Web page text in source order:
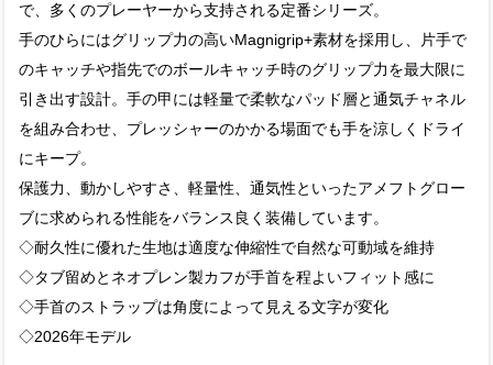
で、多くのプレーヤーから支持される定番シリーズ。
手のひらにはグリップ力の高いMagnigrip+素材を採用し、片手で
のキャッチや指先でのボールキャッチ時のグリップ力を最大限に
引き出す設計。手の甲には軽量で柔軟なパッド層と通気チャネル
を組み合わせ、プレッシャーのかかる場面でも手を涼しくドライ
にキープ。
保護力、動かしやすさ、軽量性、通気性といったアメフトグロー
ブに求められる性能をバランス良く装備しています。
◇耐久性に優れた生地は適度な伸縮性で自然な可動域を維持
◇タブ留めとネオプレン製カフが手首を程よいフィット感に
◇手首のストラップは角度によって見える文字が変化
◇2026年モデル